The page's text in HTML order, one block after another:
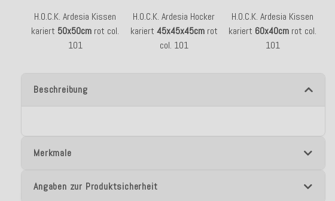
H.O.C.K. Ardesia Kissen
kariert 50x50cm rot col.
101
H.O.C.K. Ardesia Hocker
kariert 45x45x45cmrot
col. 101
H.O.C.K. Ardesia Kissen
kariert 60x40cm rot col.
101
Beschreibung
Merkmale
Angaben zur Produktsicherheit